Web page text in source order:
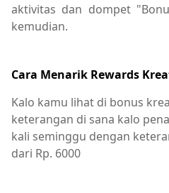
aktivitas dan dompet
kemudian.
Cara Menarik Rewards
Kalo kamu lihat di bonus
keterangan di sana kalo
kali seminggu dengan
dari Rp. 6000